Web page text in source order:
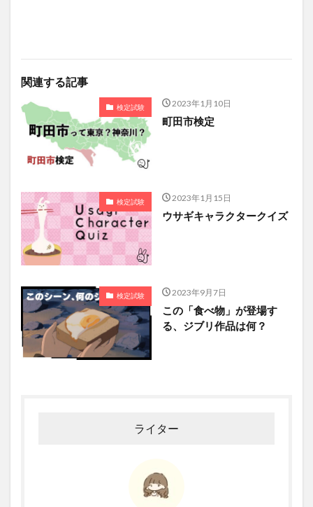
関連する記事
検定試験 2023年1月10日
町田市検定
検定試験 2023年1月15日
ウサギキャラクタークイズ
検定試験 2023年9月7日
この「食べ物」が登場す
る、ジブリ作品は何？
ライター